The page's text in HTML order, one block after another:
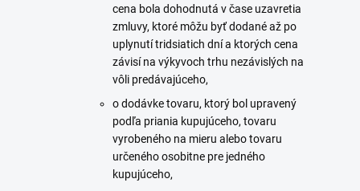
cena bola dohodnutá v čase uzavretia
zmluvy, ktoré môžu byť dodané až po
uplynutí tridsiatich dní a ktorých cena
závisí na výkyvoch trhu nezávislých na
vôli predávajúceho,
o dodávke tovaru, ktorý bol upravený
podľa priania kupujúceho, tovaru
vyrobeného na mieru alebo tovaru
určeného osobitne pre jedného
kupujúceho,